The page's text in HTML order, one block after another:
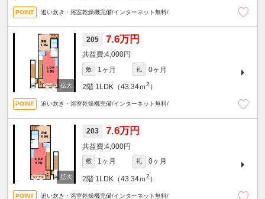
追い炊き・浴室乾燥機完備/インターネット無料/
205 7.6万円
4,000円
敷 1ヶ月 礼 0ヶ月
2階 1LDK（43.34ｍ2 ）
追い炊き・浴室乾燥機完備/インターネット無料/
203 7.6万円
4,000円
敷 1ヶ月 礼 0ヶ月
2階 1LDK（43.34ｍ2 ）
追い炊き・浴室乾燥機完備/インターネット無料/